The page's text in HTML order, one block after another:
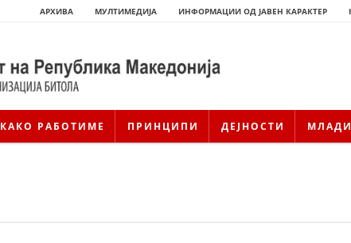
АРХИВА МУЛТИМЕДИЈА ИНФОРМАЦИИ ОД ЈАВЕН КАРАКТЕР
КАКО РАБОТИМЕ ПРИНЦИПИ ДЕЈНОСТИ